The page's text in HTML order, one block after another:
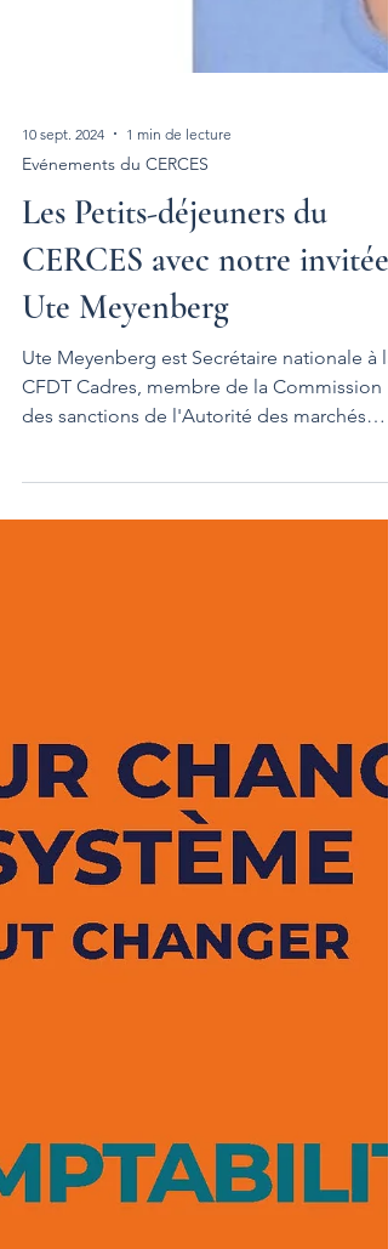
10 sept. 2024 1 min de lecture
Evénements du CERCES
Les Petits-déjeuners du
CERCES avec notre invitée :
Ute Meyenberg est Secrétaire nationale à la
CFDT Cadres, membre de la Commission